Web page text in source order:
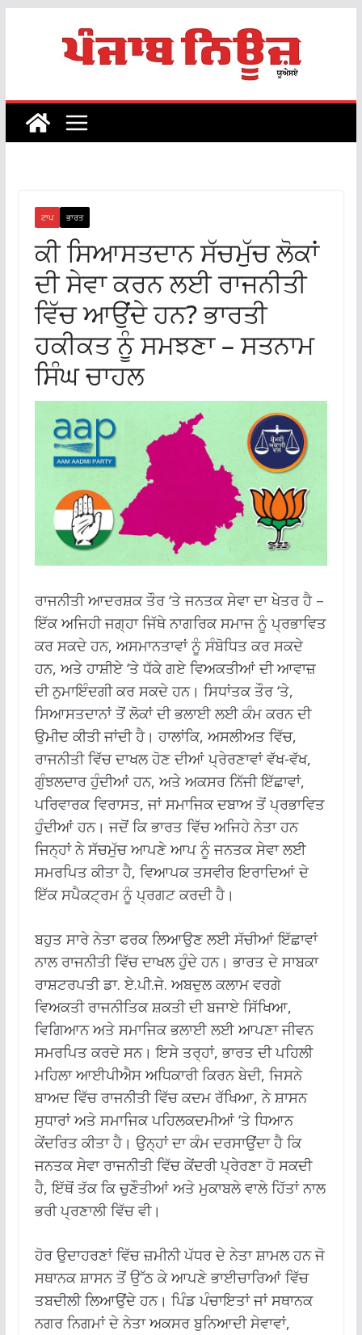
ਟਾਪ ਭਾਰਤ
ਕੀ ਸਿਆਸਤਦਾਨ ਸੱਚਮੁੱਚ ਲੋਕਾਂ
ਦੀ ਸੇਵਾ ਕਰਨ ਲਈ ਰਾਜਨੀਤੀ
ਵਿੱਚ ਆਉਂਦੇ ਹਨ? ਭਾਰਤੀ
ਹਕੀਕਤ ਨੂੰ ਸਮਝਣਾ – ਸਤਨਾਮ
ਸਿੰਘ ਚਾਹਲ
ਰਾਜਨੀਤੀ ਆਦਰਸ਼ਕ ਤੌਰ ‘ਤੇ ਜਨਤਕ ਸੇਵਾ ਦਾ ਖੇਤਰ ਹੈ –
ਇੱਕ ਅਜਿਹੀ ਜਗ੍ਹਾ ਜਿੱਥੇ ਨਾਗਰਿਕ ਸਮਾਜ ਨੂੰ ਪ੍ਰਭਾਵਿਤ
ਕਰ ਸਕਦੇ ਹਨ, ਅਸਮਾਨਤਾਵਾਂ ਨੂੰ ਸੰਬੋਧਿਤ ਕਰ ਸਕਦੇ
ਹਨ, ਅਤੇ ਹਾਸ਼ੀਏ ‘ਤੇ ਧੱਕੇ ਗਏ ਵਿਅਕਤੀਆਂ ਦੀ ਆਵਾਜ਼
ਦੀ ਨੁਮਾਇੰਦਗੀ ਕਰ ਸਕਦੇ ਹਨ। ਸਿਧਾਂਤਕ ਤੌਰ ‘ਤੇ,
ਸਿਆਸਤਦਾਨਾਂ ਤੋਂ ਲੋਕਾਂ ਦੀ ਭਲਾਈ ਲਈ ਕੰਮ ਕਰਨ ਦੀ
ਉਮੀਦ ਕੀਤੀ ਜਾਂਦੀ ਹੈ। ਹਾਲਾਂਕਿ, ਅਸਲੀਅਤ ਵਿੱਚ,
ਰਾਜਨੀਤੀ ਵਿੱਚ ਦਾਖਲ ਹੋਣ ਦੀਆਂ ਪ੍ਰੇਰਣਾਵਾਂ ਵੱਖ-ਵੱਖ,
ਗੁੰਝਲਦਾਰ ਹੁੰਦੀਆਂ ਹਨ, ਅਤੇ ਅਕਸਰ ਨਿੱਜੀ ਇੱਛਾਵਾਂ,
ਪਰਿਵਾਰਕ ਵਿਰਾਸਤ, ਜਾਂ ਸਮਾਜਿਕ ਦਬਾਅ ਤੋਂ ਪ੍ਰਭਾਵਿਤ
ਹੁੰਦੀਆਂ ਹਨ। ਜਦੋਂ ਕਿ ਭਾਰਤ ਵਿੱਚ ਅਜਿਹੇ ਨੇਤਾ ਹਨ
ਜਿਨ੍ਹਾਂ ਨੇ ਸੱਚਮੁੱਚ ਆਪਣੇ ਆਪ ਨੂੰ ਜਨਤਕ ਸੇਵਾ ਲਈ
ਸਮਰਪਿਤ ਕੀਤਾ ਹੈ, ਵਿਆਪਕ ਤਸਵੀਰ ਇਰਾਦਿਆਂ ਦੇ
ਇੱਕ ਸਪੈਕਟ੍ਰਮ ਨੂੰ ਪ੍ਰਗਟ ਕਰਦੀ ਹੈ।
ਬਹੁਤ ਸਾਰੇ ਨੇਤਾ ਫਰਕ ਲਿਆਉਣ ਲਈ ਸੱਚੀਆਂ ਇੱਛਾਵਾਂ
ਨਾਲ ਰਾਜਨੀਤੀ ਵਿੱਚ ਦਾਖਲ ਹੁੰਦੇ ਹਨ। ਭਾਰਤ ਦੇ ਸਾਬਕਾ
ਰਾਸ਼ਟਰਪਤੀ ਡਾ. ਏ.ਪੀ.ਜੇ. ਅਬਦੁਲ ਕਲਾਮ ਵਰਗੇ
ਵਿਅਕਤੀ ਰਾਜਨੀਤਿਕ ਸ਼ਕਤੀ ਦੀ ਬਜਾਏ ਸਿੱਖਿਆ,
ਵਿਗਿਆਨ ਅਤੇ ਸਮਾਜਿਕ ਭਲਾਈ ਲਈ ਆਪਣਾ ਜੀਵਨ
ਸਮਰਪਿਤ ਕਰਦੇ ਸਨ। ਇਸੇ ਤਰ੍ਹਾਂ, ਭਾਰਤ ਦੀ ਪਹਿਲੀ
ਮਹਿਲਾ ਆਈਪੀਐਸ ਅਧਿਕਾਰੀ ਕਿਰਨ ਬੇਦੀ, ਜਿਸਨੇ
ਬਾਅਦ ਵਿੱਚ ਰਾਜਨੀਤੀ ਵਿੱਚ ਕਦਮ ਰੱਖਿਆ, ਨੇ ਸ਼ਾਸਨ
ਸੁਧਾਰਾਂ ਅਤੇ ਸਮਾਜਿਕ ਪਹਿਲਕਦਮੀਆਂ ‘ਤੇ ਧਿਆਨ
ਕੇਂਦਰਿਤ ਕੀਤਾ ਹੈ। ਉਨ੍ਹਾਂ ਦਾ ਕੰਮ ਦਰਸਾਉਂਦਾ ਹੈ ਕਿ
ਜਨਤਕ ਸੇਵਾ ਰਾਜਨੀਤੀ ਵਿੱਚ ਕੇਂਦਰੀ ਪ੍ਰੇਰਣਾ ਹੋ ਸਕਦੀ
ਹੈ, ਇੱਥੋਂ ਤੱਕ ਕਿ ਚੁਣੌਤੀਆਂ ਅਤੇ ਮੁਕਾਬਲੇ ਵਾਲੇ ਹਿੱਤਾਂ ਨਾਲ
ਭਰੀ ਪ੍ਰਣਾਲੀ ਵਿੱਚ ਵੀ।
ਹੋਰ ਉਦਾਹਰਣਾਂ ਵਿੱਚ ਜ਼ਮੀਨੀ ਪੱਧਰ ਦੇ ਨੇਤਾ ਸ਼ਾਮਲ ਹਨ ਜੋ
ਸਥਾਨਕ ਸ਼ਾਸਨ ਤੋਂ ਉੱਠ ਕੇ ਆਪਣੇ ਭਾਈਚਾਰਿਆਂ ਵਿੱਚ
ਤਬਦੀਲੀ ਲਿਆਉਂਦੇ ਹਨ। ਪਿੰਡ ਪੰਚਾਇਤਾਂ ਜਾਂ ਸਥਾਨਕ
ਨਗਰ ਨਿਗਮਾਂ ਦੇ ਨੇਤਾ ਅਕਸਰ ਬੁਨਿਆਦੀ ਸੇਵਾਵਾਂ,